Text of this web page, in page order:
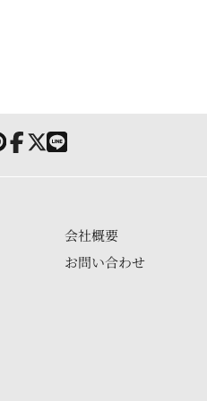
会社概要
お問い合わせ